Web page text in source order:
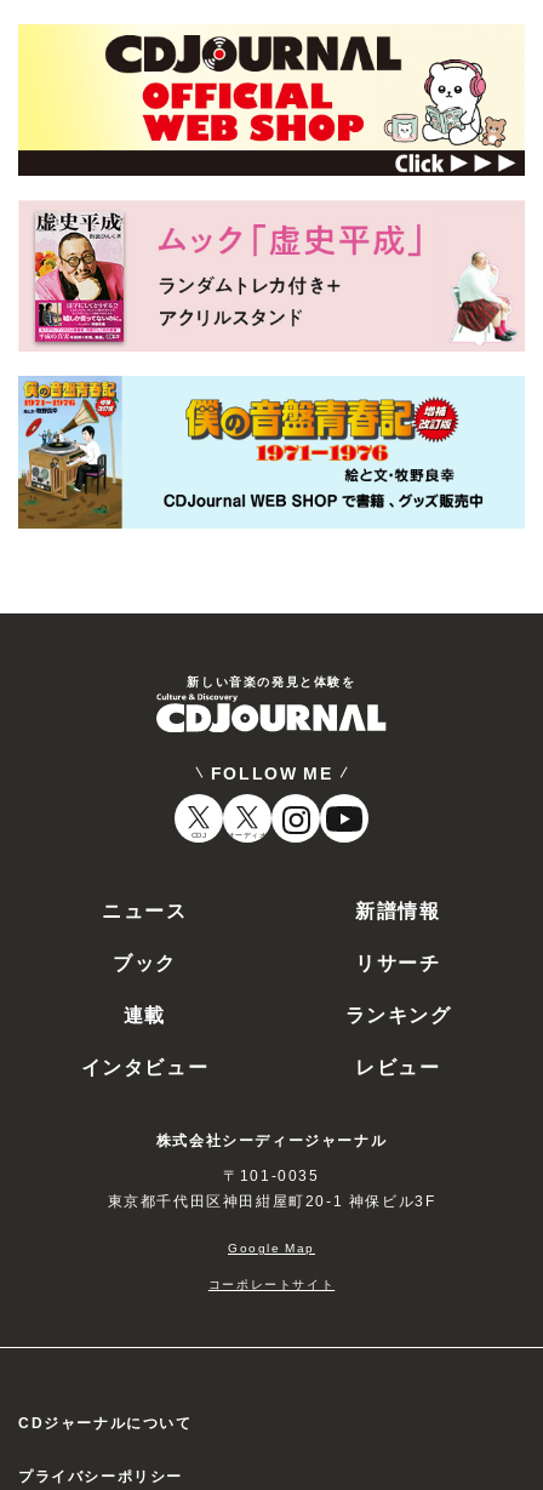
新しい⾳楽の発⾒と体験を
FOLLOW ME
CDJ オーディオ
ニュース
新譜情報
ブック
リサーチ
連載
ランキング
インタビュー
レビュー
株式会社シーディージャーナル
〒101-0035
東京都千代田区神田紺屋町20-1 神保ビル3F
Google Map
コーポレートサイト
CDジャーナルについて
プライバシーポリシー